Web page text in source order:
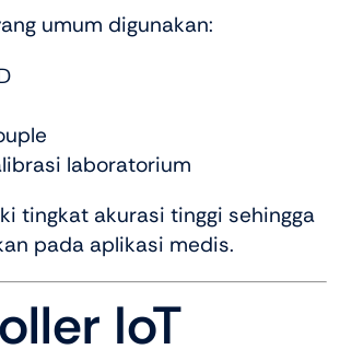
umum digunakan:
laboratorium
tingkat akurasi tinggi sehingga
pada aplikasi medis.
IoT